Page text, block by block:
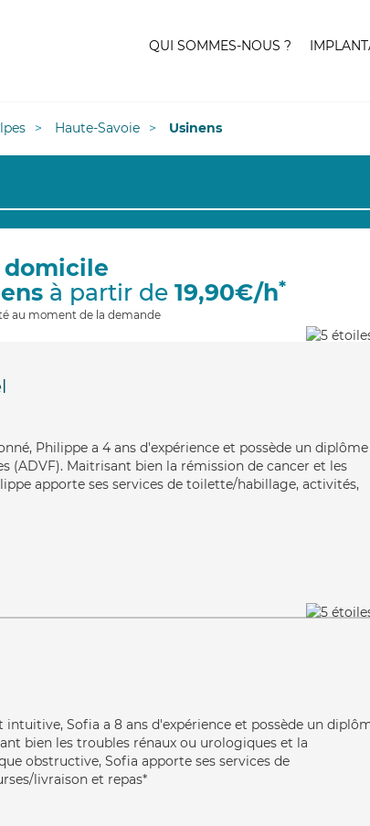
QUI SOMMES-NOUS ?
Haute-Savoie Usinens
domicile
à partir de 19,90€/h*
au moment de la demande
Philippe a 4 ans d'expérience et possède un diplôme
(ADVF). Maitrisant bien la rémission de cancer et les
apporte ses services de toilette/habillage, activités,
intuitive, Sofia a 8 ans d'expérience et possède un
bien les troubles rénaux ou urologiques et la
obstructive, Sofia apporte ses services de
livraison et repas*